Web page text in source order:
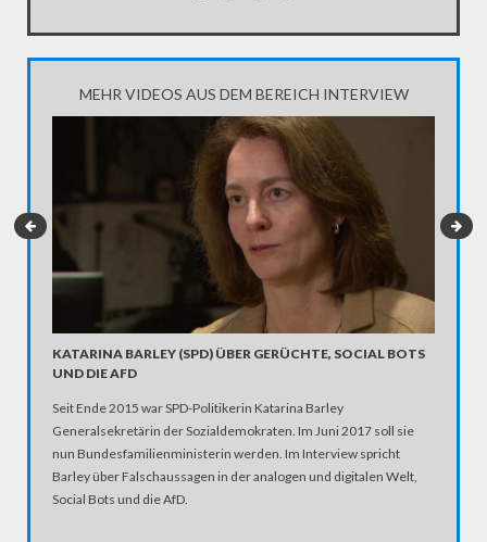
MEHR VIDEOS AUS DEM BEREICH INTERVIEW
KATARINA BARLEY (SPD) ÜBER GERÜCHTE, SOCIAL BOTS
UND DIE AFD
Seit Ende 2015 war SPD-Politikerin Katarina Barley
Generalsekretärin der Sozialdemokraten. Im Juni 2017 soll sie
nun Bundesfamilienministerin werden. Im Interview spricht
Barley über Falschaussagen in der analogen und digitalen Welt,
Social Bots und die AfD.